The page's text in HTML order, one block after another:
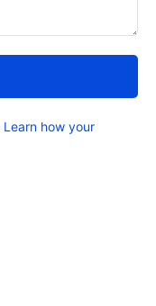
Learn how your